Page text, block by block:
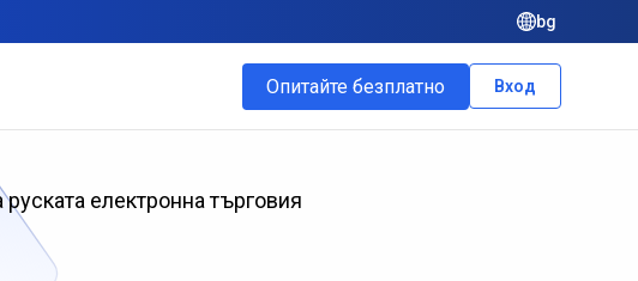
bg
Опитайте безплатно Вход
електронна търговия